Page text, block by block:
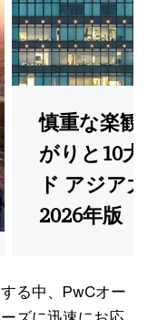
慎重な楽観
がりと10
ド アジア
2026年版
る中、PwCオー